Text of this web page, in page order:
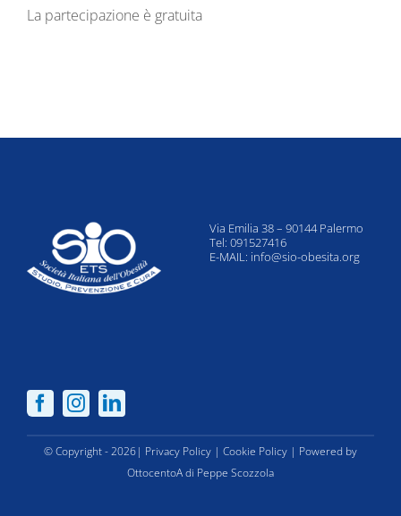
La partecipazione è gratuita
Via Emilia 38 – 90144 Palermo
Tel: 091527416
E-MAIL: info@sio-obesita.org
© Copyright - 2026| Privacy Policy | Cookie Policy | Powered by
OttocentoA di Peppe Scozzola